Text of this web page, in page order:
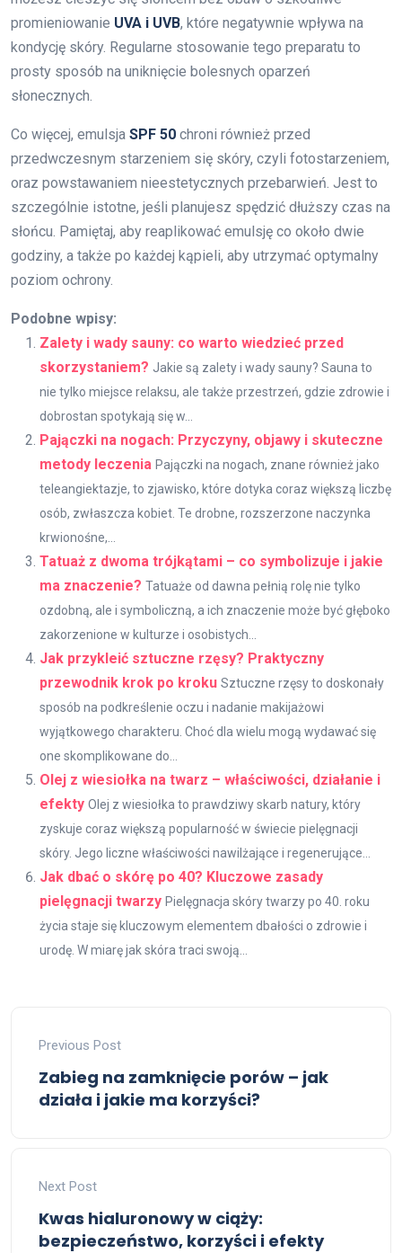
promieniowanie UVA i UVB, które negatywnie wpływa na
kondycję skóry. Regularne stosowanie tego preparatu to
prosty sposób na uniknięcie bolesnych oparzeń
słonecznych.
Co więcej, emulsja SPF 50 chroni również przed
przedwczesnym starzeniem się skóry, czyli fotostarzeniem,
oraz powstawaniem nieestetycznych przebarwień. Jest to
szczególnie istotne, jeśli planujesz spędzić dłuższy czas na
słońcu. Pamiętaj, aby reaplikować emulsję co około dwie
godziny, a także po każdej kąpieli, aby utrzymać optymalny
poziom ochrony.
Podobne wpisy:
Zalety i wady sauny: co warto wiedzieć przed
skorzystaniem? Jakie są zalety i wady sauny? Sauna to
nie tylko miejsce relaksu, ale także przestrzeń, gdzie zdrowie i
dobrostan spotykają się w...
Pajączki na nogach: Przyczyny, objawy i skuteczne
metody leczenia Pajączki na nogach, znane również jako
teleangiektazje, to zjawisko, które dotyka coraz większą liczbę
osób, zwłaszcza kobiet. Te drobne, rozszerzone naczynka
krwionośne,...
Tatuaż z dwoma trójkątami – co symbolizuje i jakie
ma znaczenie? Tatuaże od dawna pełnią rolę nie tylko
ozdobną, ale i symboliczną, a ich znaczenie może być głęboko
zakorzenione w kulturze i osobistych...
Jak przykleić sztuczne rzęsy? Praktyczny
przewodnik krok po kroku Sztuczne rzęsy to doskonały
sposób na podkreślenie oczu i nadanie makijażowi
wyjątkowego charakteru. Choć dla wielu mogą wydawać się
one skomplikowane do...
Olej z wiesiołka na twarz – właściwości, działanie i
efekty Olej z wiesiołka to prawdziwy skarb natury, który
zyskuje coraz większą popularność w świecie pielęgnacji
skóry. Jego liczne właściwości nawilżające i regenerujące...
Jak dbać o skórę po 40? Kluczowe zasady
pielęgnacji twarzy Pielęgnacja skóry twarzy po 40. roku
życia staje się kluczowym elementem dbałości o zdrowie i
urodę. W miarę jak skóra traci swoją...
Previous Post
Zabieg na zamknięcie porów – jak
działa i jakie ma korzyści?
Next Post
Kwas hialuronowy w ciąży:
bezpieczeństwo, korzyści i efekty